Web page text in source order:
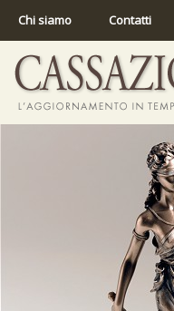
Chi siamo Contatti